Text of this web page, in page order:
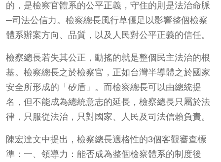
的，是檢察官體系的公平正義，守住的則是法治命脈
─司法公信力。檢察總長風行草偃足以影響整個檢察
體系辦案方向、品質，以及人民對公平正義的信任。
檢察總長若失其公正，動搖的就是整個民主法治的根
基。檢察總長之於檢察官，正如台灣半導體之於國家
安全所形成的「矽盾」。而檢察總長可以由總統提
名，但不能成為總統意志的延長，檢察總長只屬於法
律，只服從法治，只對國家、人民及司法信賴負責。
陳宏達文中提出，檢察總長適格性的3個客觀審查標
準：一、領導力：能否成為整個檢察體系的制度後